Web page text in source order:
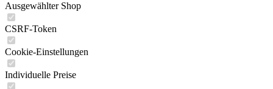
Ausgewählter Shop
CSRF-Token
Cookie-Einstellungen
Individuelle Preise